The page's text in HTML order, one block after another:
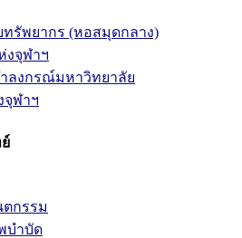
รัพยากร (หอสมุดกลาง)
งจุฬาฯ
ลงกรณ์มหาวิทยาลัย
จุฬาฯ
กรรม
บำบัด